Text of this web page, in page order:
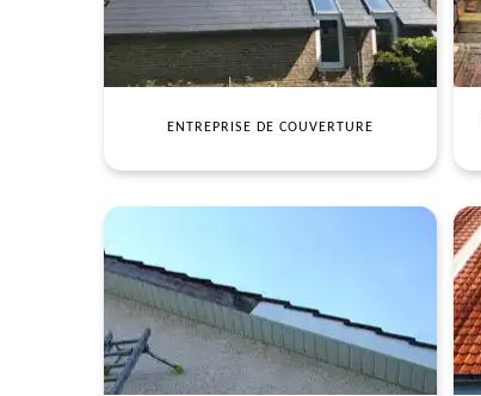
ENTREPRISE DE COUVERTURE